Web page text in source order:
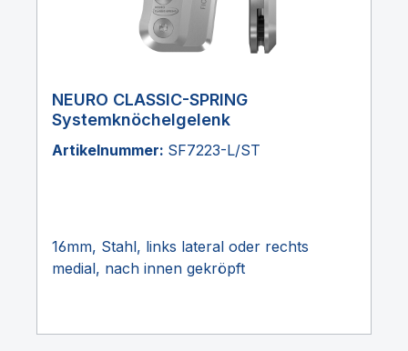
NEURO CLASSIC-SPRING
Systemknöchelgelenk
Artikelnummer: SF7223-L/ST
16mm, Stahl, links lateral oder rechts
medial, nach innen gekröpft